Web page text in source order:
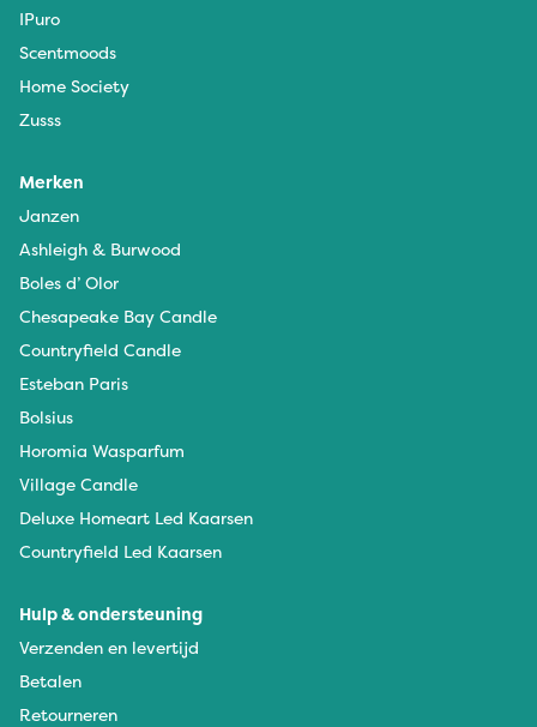
IPuro
Scentmoods
Home Society
Zusss
Merken
Janzen
Ashleigh & Burwood
Boles d’ Olor
Chesapeake Bay Candle
Countryfield Candle
Esteban Paris
Bolsius
Horomia Wasparfum
Village Candle
Deluxe Homeart Led Kaarsen
Countryfield Led Kaarsen
Hulp & ondersteuning
Verzenden en levertijd
Betalen
Retourneren